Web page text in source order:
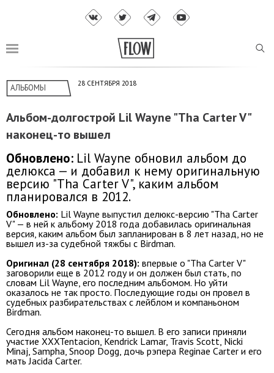
АЛЬБОМЫ 28 СЕНТЯБРЯ 2018
Альбом-долгострой Lil Wayne "Tha Carter V"
наконец-то вышел
Обновлено: Lil Wayne обновил альбом до
делюкса — и добавил к нему оригинальную
версию "Tha Carter V", каким альбом
планировался в 2012.
Обновлено: Lil Wayne выпустил делюкс-версию "Tha Carter
V" — в ней к альбому 2018 года добавилась оригинальная
версия, каким альбом был запланирован в 8 лет назад, но не
вышел из-за судебной тяжбы с Birdman.
Оригинал (28 сентября 2018): впервые о "Tha Carter V"
заговорили еще в 2012 году и он должен был стать, по
словам Lil Wayne, его последним альбомом. Но уйти
оказалось не так просто. Последующие годы он провел в
судебных разбирательствах с лейблом и компаньоном
Birdman.
Сегодня альбом наконец-то вышел. В его записи приняли
участие XXXTentacion, Kendrick Lamar, Travis Scott, Nicki
Minaj, Sampha, Snoop Dogg, дочь рэпера Reginae Carter и его
мать Jacida Carter.